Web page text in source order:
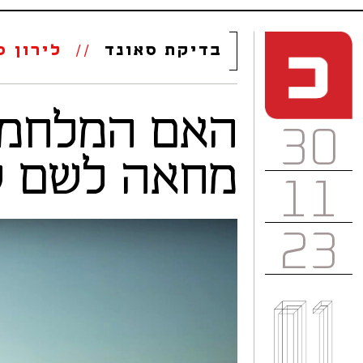
30
11
23
בדיקת סאונד // לירון
האם
מחאה לשם